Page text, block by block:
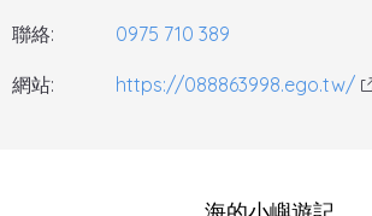
聯絡: 0975 710 389
網站: https://088863998.ego.tw/